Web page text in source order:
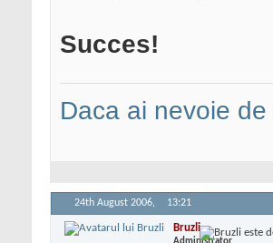
Succes!
Daca ai nevoie
24th August 2006, 13:21
Bruzli